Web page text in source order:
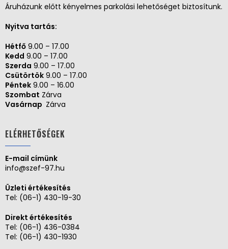
Áruházunk előtt kényelmes parkolási lehetőséget biztosítunk.
Nyitva tartás:
Hétfő 9.00 – 17.00
Kedd 9.00 – 17.00
Szerda 9.00 – 17.00
Csütörtök 9.00 – 17.00
Péntek 9.00 – 16.00
Szombat Zárva
Vasárnap Zárva
ELÉRHETŐSÉGEK
E-mail címünk
info@szef-97.hu
Üzleti értékesítés
Tel: (06-1) 430-19-30
Direkt értékesítés
Tel: (06-1) 436-0384
Tel: (06-1) 430-1930